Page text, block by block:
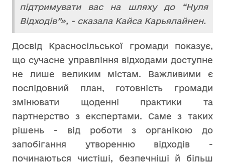
підтримувати вас на шляху до “Нуля
Відходів”», - сказала Кайса Карьялайнен.
Досвід Красносільської громади показує,
що сучасне управління відходами доступне
не лише великим містам. Важливими є
послідовний план, готовність громади
змінювати щоденні практики та
партнерство з експертами. Саме з таких
рішень - від роботи з органікою до
запобігання утворенню відходів -
починаються чистіші, безпечніші й більш